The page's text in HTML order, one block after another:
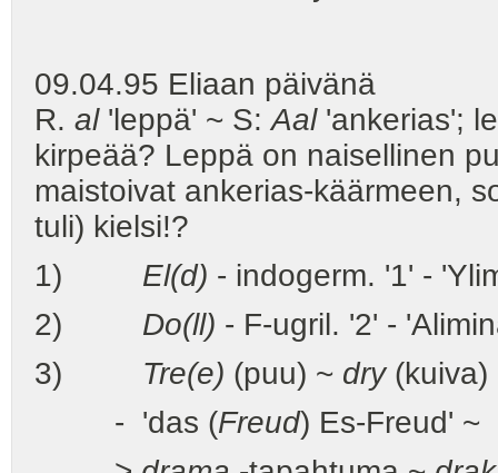
09.04.95 Eliaan päivänä
R. al'leppä' ~ S:Aal'ankerias';
kirpeää? Leppä on naisellinen
maistoivat ankerias-käärmeen,
tuli) kielsi!?
1) El(d) - indogerm. '1' -
2) Do(ll) - F-ugril. '2' -
3) Tre(e) (puu) ~ dry
- 'das (Freud) Es-Freud' ~